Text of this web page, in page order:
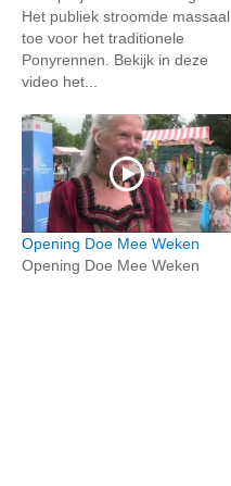
Het publiek stroomde massaal
toe voor het traditionele
Ponyrennen. Bekijk in deze
video het...
Opening Doe Mee Weken
Opening Doe Mee Weken